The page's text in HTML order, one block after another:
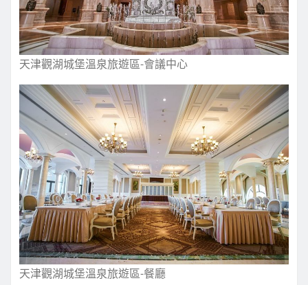
天津觀湖城堡溫泉旅遊區-會議中心
天津觀湖城堡溫泉旅遊區-餐廳